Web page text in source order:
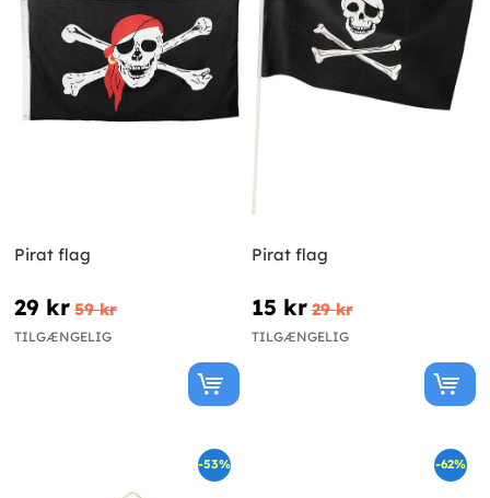
Pirat flag
29 kr 59 kr
TILGÆNGELIG
Pirat flag
15 kr 29 kr
TILGÆNGELIG
-53% -62%